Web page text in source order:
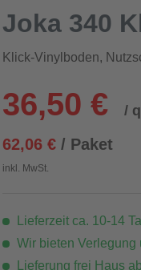
Joka 340
Klick-Vinylboden,
36,50 € /
62,06 €/ Paket
inkl. MwSt.
Lieferzeit ca. 10-14
Wir bieten Verlegung
Lieferung frei Haus